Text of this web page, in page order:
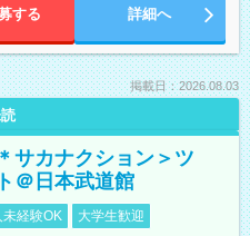
する 詳細へ
掲載日：2026.08.03
サカナクション＞ツ
＠日本武道館
未経験OK
大学生歓迎